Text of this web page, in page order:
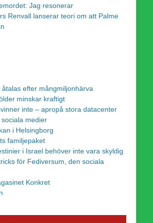
Jag resonerar
Renvall lanserar teori om att Palme
efter mångmiljonhärva
minskar kraftigt
inte – apropå stora datacenter
medier
i Helsingborg
familjepaket
i Israel behöver inte vara skyldig
för Fediversum, den sociala
Konkret